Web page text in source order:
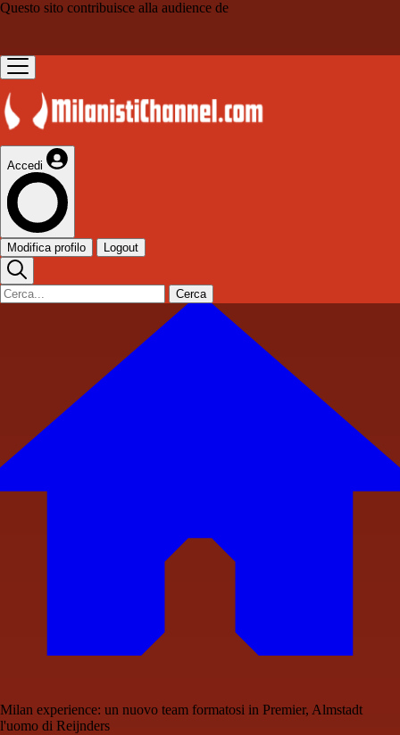
Questo sito contribuisce alla audience de
Accedi
Modifica profilo Logout
Cerca
Milan experience: un nuovo team formatosi in Premier, Almstadt
l'uomo di Reijnders